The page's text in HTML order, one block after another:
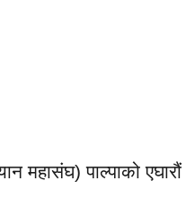
महासंघ) पाल्पाको एघारौं